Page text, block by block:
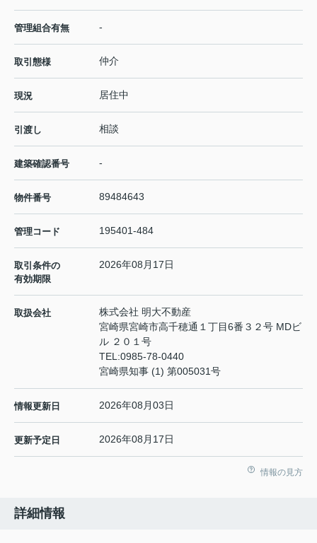
管理組合有無 -
取引態様 仲介
現況 居住中
引渡し 相談
建築確認番号 -
物件番号 89484643
管理コード 195401-484
取引条件の
有効期限
2026年08月17日
取扱会社
株式会社 明大不動産
宮崎県宮崎市高千穂通１丁目6番３２号 MDビ
ル ２０１号
TEL:0985-78-0440
宮崎県知事 (1) 第005031号
情報更新日 2026年08月03日
更新予定日 2026年08月17日
情報の見方
詳細情報